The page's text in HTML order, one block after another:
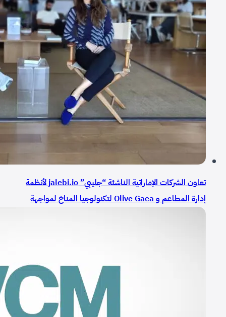
تعاون الشركات الإماراتية الناشئة “جليبي” jalebi.io لأنظمة
إدارة المطاعم و Olive Gaea لتكنولوجيا المناخ لمواجهة
أزمة هدر الغذاء العالمية التي تقدر خسائرها بـ 1 تريليون دولار